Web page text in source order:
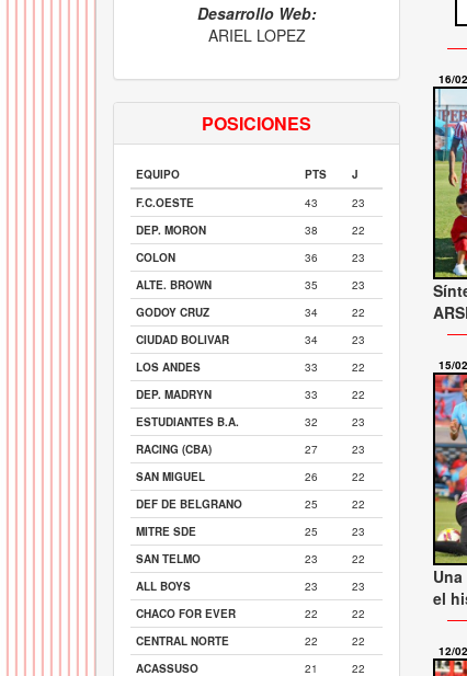
Desarrollo Web:
ARIEL LOPEZ
POSICIONES
EQUIPO PTS
J
F.C.OESTE
43
23
DEP. MORON
38
22
COLON
36
23
ALTE. BROWN
35
23
GODOY CRUZ
34
22
CIUDAD BOLIVAR
34
23
LOS ANDES
33
22
DEP. MADRYN
33
22
ESTUDIANTES B.A.
32
23
RACING (CBA)
27
23
SAN MIGUEL
26
22
DEF DE BELGRANO
25
22
MITRE SDE
25
23
SAN TELMO
23
22
ALL BOYS
23
23
CHACO FOR EVER
22
22
CENTRAL NORTE
22
22
ACASSUSO
21 22
16/
15/
el
12/